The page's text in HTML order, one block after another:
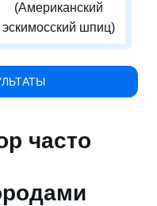
(Американский
эскимосский шпиц)
часто